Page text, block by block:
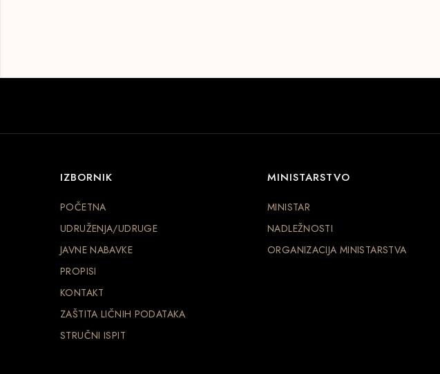
IZBORNIK
POČETNA
UDRUŽENJA/UDRUGE
JAVNE NABAVKE
PROPISI
KONTAKT
ZAŠTITA LIČNIH PODATAKA
STRUČNI ISPIT
MINISTARSTVO
MINISTAR
NADLEŽNOSTI
ORGANIZACIJA MINISTARSTVA